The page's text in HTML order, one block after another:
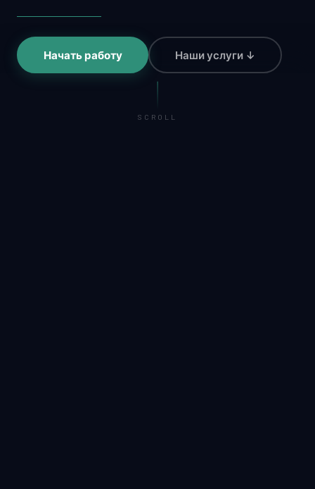
Начать работу Наши услуги ↓
SCROLL